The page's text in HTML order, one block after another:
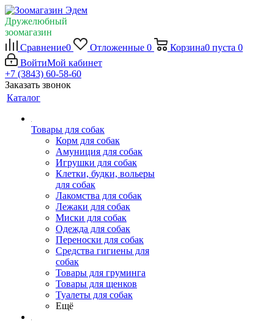
Дружелюбный
зоомагазин
Сравнение0 Отложенные 0 Корзина0 пуста 0
ВойтиМой кабинет
+7 (3843) 60-58-60
Заказать звонок
Каталог
Товары для собак
Корм для собак
Амуниция для собак
Игрушки для собак
Клетки, будки, вольеры
для собак
Лакомства для собак
Лежаки для собак
Миски для собак
Одежда для собак
Переноски для собак
Средства гигиены для
собак
Товары для груминга
Товары для щенков
Туалеты для собак
Ещё